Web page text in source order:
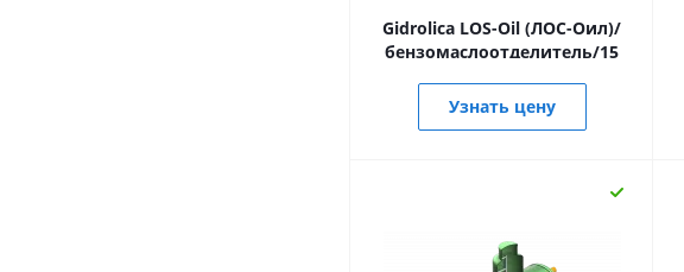
Gidrolica LOS-Oil (ЛОС-Оил)/
бензомаслоотделитель/15
Узнать цену